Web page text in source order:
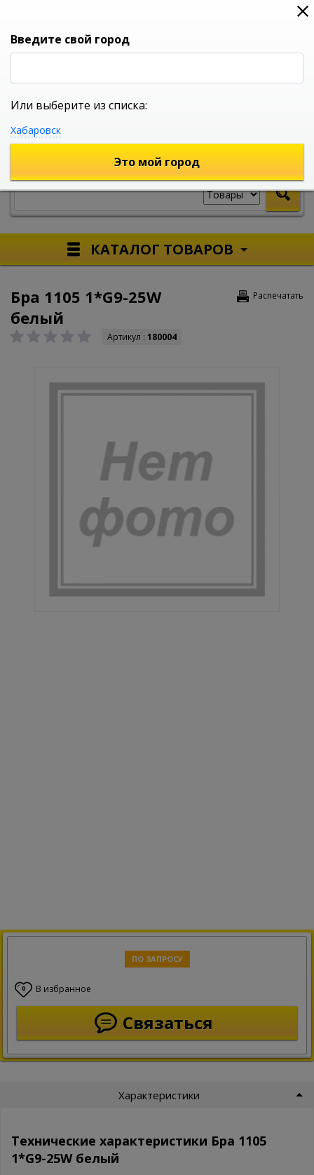
0
УНИВЕРСАЛЬНЫЙ ИНТЕРНЕТ МАГАЗИН
КАТАЛОГ ТОВАРОВ
Распечатать
Бра 1105 1*G9-25W
белый
Артикул : 180004
ПО ЗАПРОСУ
0 В избранное
Связаться
Характеристики
Технические характеристики Бра 1105
1*G9-25W белый
Введите свой город
Или выберите из списка:
Хабаровск
Это мой город